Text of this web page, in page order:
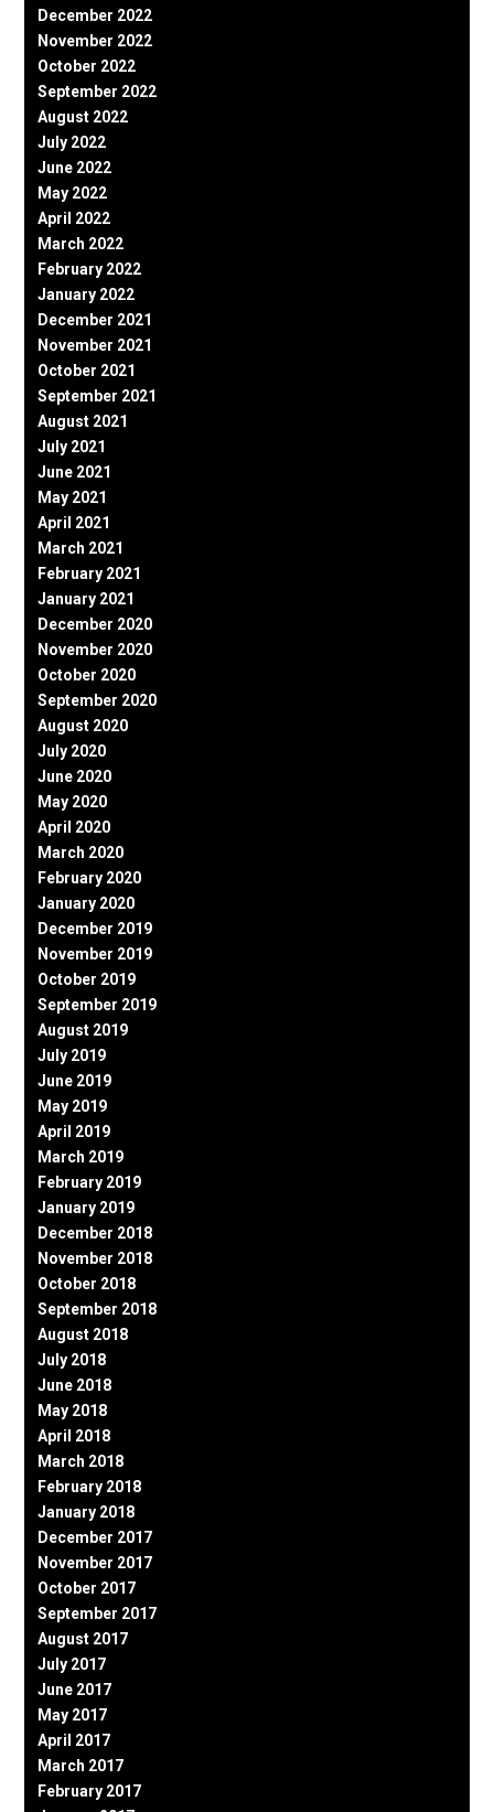
December 2022
November 2022
October 2022
September 2022
August 2022
July 2022
June 2022
May 2022
April 2022
March 2022
February 2022
January 2022
December 2021
November 2021
October 2021
September 2021
August 2021
July 2021
June 2021
May 2021
April 2021
March 2021
February 2021
January 2021
December 2020
November 2020
October 2020
September 2020
August 2020
July 2020
June 2020
May 2020
April 2020
March 2020
February 2020
January 2020
December 2019
November 2019
October 2019
September 2019
August 2019
July 2019
June 2019
May 2019
April 2019
March 2019
February 2019
January 2019
December 2018
November 2018
October 2018
September 2018
August 2018
July 2018
June 2018
May 2018
April 2018
March 2018
February 2018
January 2018
December 2017
November 2017
October 2017
September 2017
August 2017
July 2017
June 2017
May 2017
April 2017
March 2017
February 2017